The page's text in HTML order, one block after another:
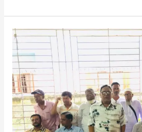
সাতক্ষীরা
জেলা
জাতীয়
পার্টির
জরুরী
সভা
অনুষ্ঠিত